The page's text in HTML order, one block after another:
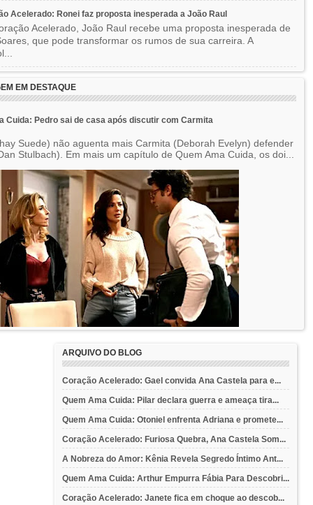
Acelerado: Ronei faz proposta inesperada a João Raul
Acelerado, João Raul recebe uma proposta inesperada de
que pode transformar os rumos de sua carreira. A
EM DESTAQUE
Cuida: Pedro sai de casa após discutir com Carmita
Suede) não aguenta mais Carmita (Deborah Evelyn) defender
Stulbach). Em mais um capítulo de Quem Ama Cuida, os doi...
ARQUIVO DO BLOG
Coração Acelerado: Gael convida Ana Castela para e...
Quem Ama Cuida: Pilar declara guerra e ameaça tira...
Quem Ama Cuida: Otoniel enfrenta Adriana e promete...
Coração Acelerado: Furiosa Quebra, Ana Castela Som...
A Nobreza do Amor: Kênia Revela Segredo Íntimo Ant...
Quem Ama Cuida: Arthur Empurra Fábia Para Descobri...
Coração Acelerado: Janete fica em choque ao descob...